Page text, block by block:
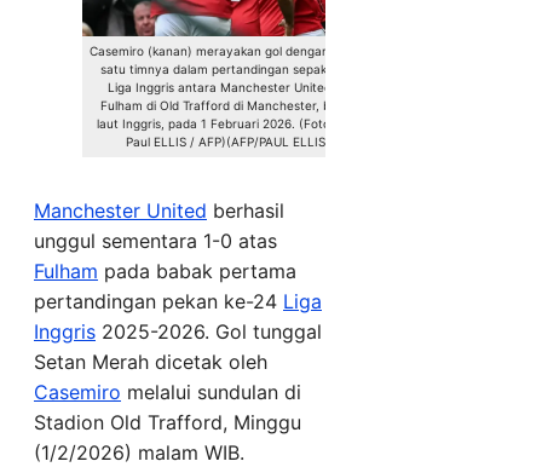
Casemiro (kanan) merayakan gol dengan rekan
satu timnya dalam pertandingan sepak bola
Liga Inggris antara Manchester United vs
Fulham di Old Trafford di Manchester, barat
laut Inggris, pada 1 Februari 2026. (Foto oleh
Paul ELLIS / AFP)(AFP/PAUL ELLIS)
Manchester United berhasil
unggul sementara 1-0 atas
Fulham pada babak pertama
pertandingan pekan ke-24 Liga
Inggris 2025-2026. Gol tunggal
Setan Merah dicetak oleh
Casemiro melalui sundulan di
Stadion Old Trafford, Minggu
(1/2/2026) malam WIB.